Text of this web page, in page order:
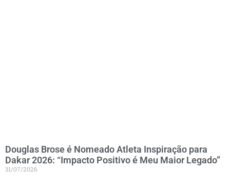
Douglas Brose é Nomeado Atleta Inspiração para
Dakar 2026: “Impacto Positivo é Meu Maior Legado”
31/07/2026